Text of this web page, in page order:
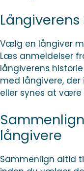
Vælg en långiver
Læs anmeldelser
långiverens
med långivere,
eller synes at være
långivere
Sammenlign altid